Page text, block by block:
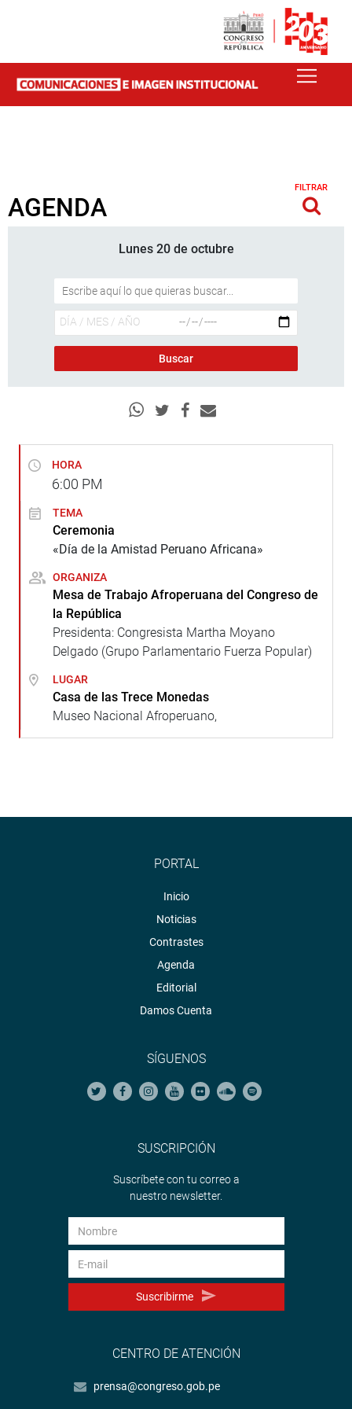
AGENDA
FILTRAR
Lunes 20 de octubre
HORA
6:00 PM
TEMA
Ceremonia
«Día de la Amistad Peruano Africana»
ORGANIZA
Mesa de Trabajo Afroperuana del Congreso de
la República
Presidenta: Congresista Martha Moyano
Delgado (Grupo Parlamentario Fuerza Popular)
LUGAR
Casa de las Trece Monedas
Museo Nacional Afroperuano,
PORTAL
Inicio
Noticias
Contrastes
Agenda
Editorial
Damos Cuenta
SÍGUENOS
SUSCRIPCIÓN
Suscríbete con tu correo a
nuestro newsletter.
Suscribirme
CENTRO DE ATENCIÓN
prensa@congreso.gob.pe